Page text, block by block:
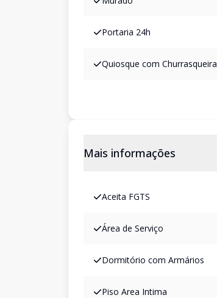
Portaria 24h
Quiosque com Churrasqueira
Mais informações
Aceita FGTS
Área de Serviço
Dormitório com Armários
Piso Area Intima